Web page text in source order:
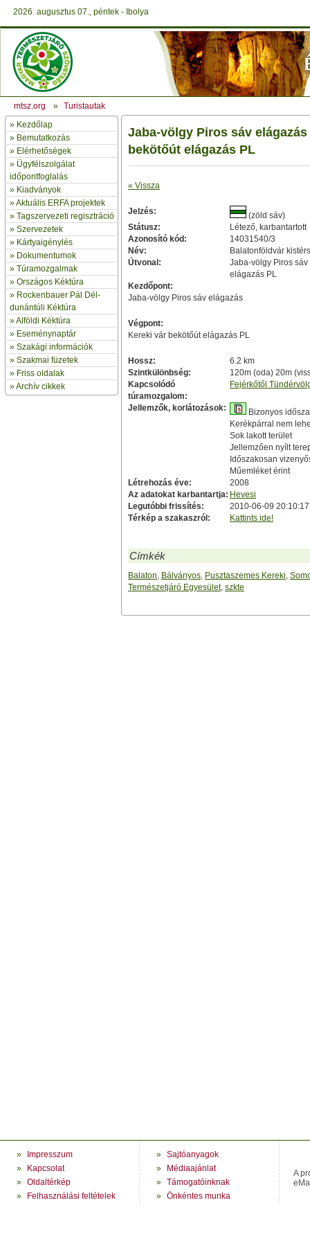
2026. augusztus 07., péntek - Ibolya
mtsz.org » Turistautak
» Kezdőlap
» Bemutatkozás
» Elérhetőségek
» Ügyfélszolgálat
időpontfoglalás
» Kiadványok
»Aktuális ERFA projektek
» Tagszervezeti regisztráció
» Szervezetek
» Kártyaigénylés
» Dokumentumok
» Túramozgalmak
» Országos Kéktúra
» Rockenbauer Pál Dél-
dunántúli Kéktúra
»Alföldi Kéktúra
» Eseménynaptár
» Szakági információk
» Szakmai füzetek
» Friss oldalak
»Archív cikkek
Jaba-völgy Piros sáv
bekötőút elágazás PL
« Vissza
Jelzés:
(zöld sáv)
Státusz:
Létező, karbantartott
Azonosító kód:
14031540/3
Név:
Balatonföldvár
Útvonal:
Jaba-völgy Piros
elágazás PL
Kezdőpont:
Jaba-völgy Piros sáv elágazás
Végpont:
Kereki vár bekötőút elágazás PL
Hossz:
6.2 km
Szintkülönbség:
120m (oda) 20m
Kapcsolódó
túramozgalom:
Fejérkőtől
Jellemzők, korlátozások:
Bizonyos
Kerékpárral nem
Sok lakott terület
Jellemzően nyílt
Időszakosan
Műemléket érint
Létrehozás éve:
2008
Az adatokat karbantartja: Hevesi
Legutóbbi frissítés:
2010-06-09 20:10:17
Térkép a szakaszról:
Kattints ide!
Címkék
Balaton, Bálványos, Pusztaszemes Kereki,
Természetjáró Egyesület, szkte
»
Impresszum
»
Kapcsolat
» Oldaltérkép
»
Felhasználási feltételek
» Sajtóanyagok
»
Médiaajánlat
» Támogatóinknak
» Önkéntes munka
A